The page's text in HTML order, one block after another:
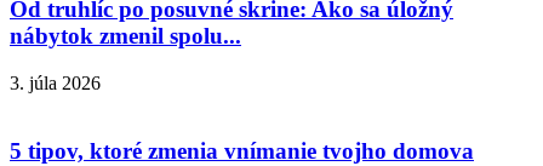
Od truhlíc po posuvné skrine: Ako sa úložný
nábytok zmenil spolu...
3. júla 2026
5 tipov, ktoré zmenia vnímanie tvojho domova